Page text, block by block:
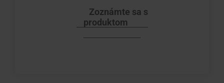
Zoznámte sa s
produktom